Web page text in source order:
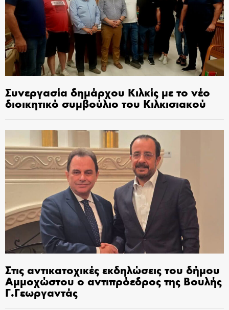
Συνεργασία δημάρχου Κιλκίς με το νέο
διοικητικό συμβούλιο του Κιλκισιακού
Στις αντικατοχικές εκδηλώσεις του δήμου
Αμμοχώστου ο αντιπρόεδρος της Βουλής
Γ.Γεωργαντάς